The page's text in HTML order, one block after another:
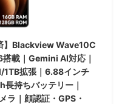
】Blackview Wave10C
載｜Gemini AI対応｜
1TB拡張｜6.88インチ
持ちバッテリー｜
ラ｜顔認証・GPS・